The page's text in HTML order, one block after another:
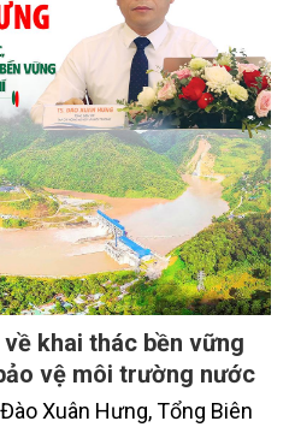
khai thác bền vững
vệ môi trường nước
Xuân Hưng, Tổng Biên